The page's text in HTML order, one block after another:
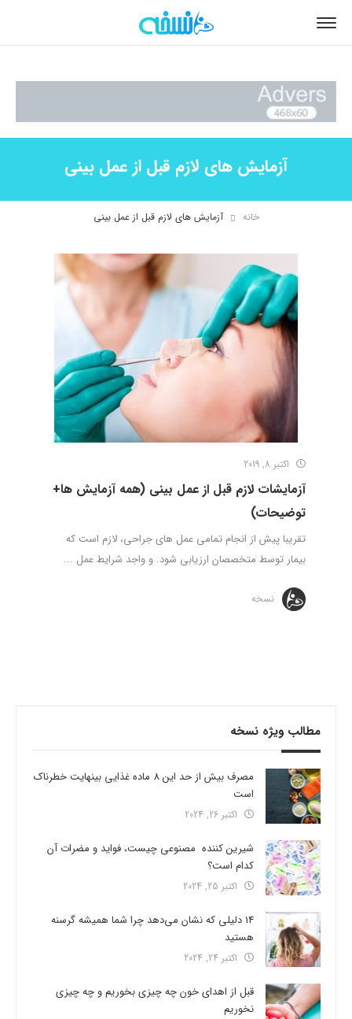
آزمایش های لازم قبل از عمل بینی
خانه آزمایش های لازم قبل از عمل بینی
اکتبر 8, 2019
آزمایشات لازم قبل از عمل بینی (همه آزمایش ها+
توضیحات)
تقریبا پیش از انجام تمامی عمل های جراحی، لازم است که
بیمار توسط متخصصان ارزیابی شود. و واجد شرایط عمل ...
نسخه
مطالب ویژه نسخه
مصرف بیش از حد این 8 ماده غذایی بینهایت خطرناک
است
اکتبر 26, 2024
شیرین کننده مصنوعی چیست، فواید و مضرات آن
کدام است؟
اکتبر 25, 2024
14 دلیلی که نشان می‌دهد چرا شما همیشه گرسنه
هستید
اکتبر 24, 2024
قبل از اهدای خون چه چیزی بخوریم و چه چیزی
نخوریم